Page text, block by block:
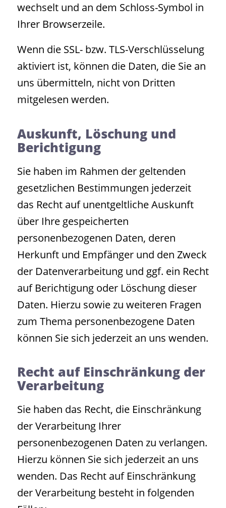
wechselt und an dem Schloss-Symbol in
Ihrer Browserzeile.
Wenn die SSL- bzw. TLS-Verschlüsselung
aktiviert ist, können die Daten, die Sie an
uns übermitteln, nicht von Dritten
mitgelesen werden.
Auskunft, Löschung und
Berichtigung
Sie haben im Rahmen der geltenden
gesetzlichen Bestimmungen jederzeit
das Recht auf unentgeltliche Auskunft
über Ihre gespeicherten
personenbezogenen Daten, deren
Herkunft und Empfänger und den Zweck
der Datenverarbeitung und ggf. ein Recht
auf Berichtigung oder Löschung dieser
Daten. Hierzu sowie zu weiteren Fragen
zum Thema personenbezogene Daten
können Sie sich jederzeit an uns wenden.
Recht auf Einschränkung der
Verarbeitung
Sie haben das Recht, die Einschränkung
der Verarbeitung Ihrer
personenbezogenen Daten zu verlangen.
Hierzu können Sie sich jederzeit an uns
wenden. Das Recht auf Einschränkung
der Verarbeitung besteht in folgenden